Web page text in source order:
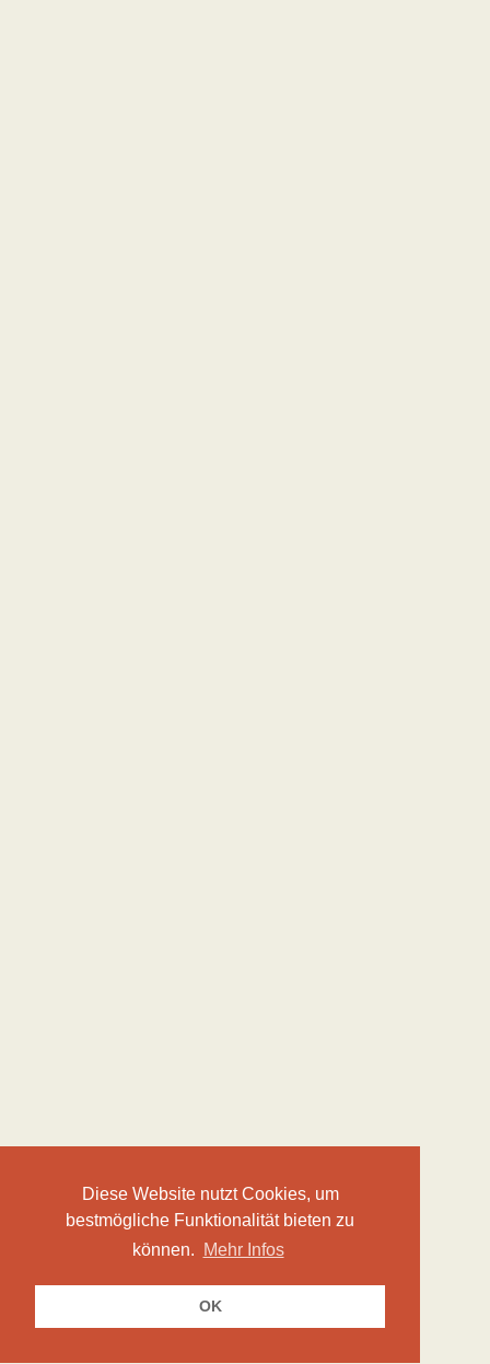
Diese Website nutzt Cookies, um
bestmögliche Funktionalität bieten zu
können.
Mehr Infos
OK